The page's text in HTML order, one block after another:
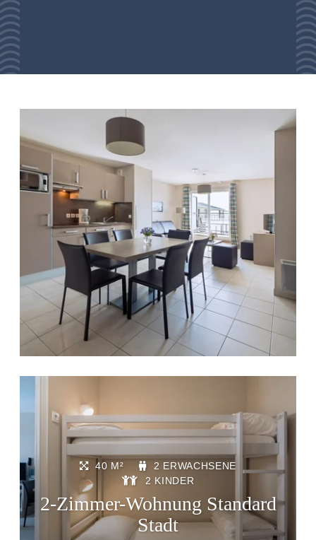
2-Zimmer-Wohnung Standard
Stadt
40 M²
2 ERWACHSENE
2 KINDER